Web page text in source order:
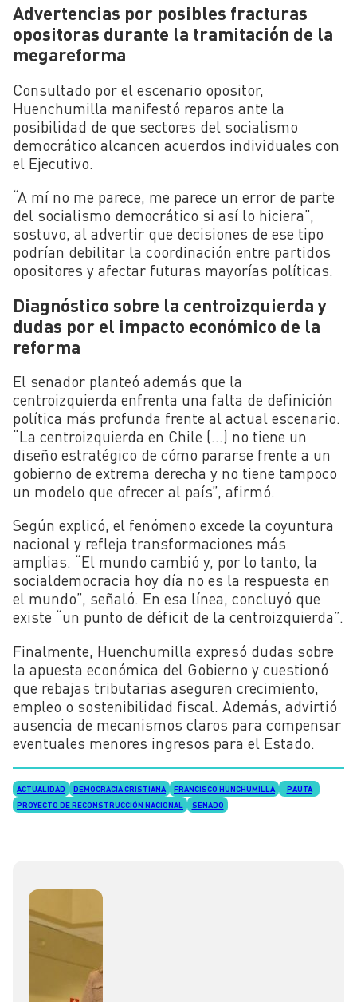
Advertencias por posibles fracturas
opositoras durante la tramitación de la
megareforma
Consultado por el escenario opositor,
Huenchumilla manifestó reparos ante la
posibilidad de que sectores del socialismo
democrático alcancen acuerdos individuales con
el Ejecutivo.
“A mí no me parece, me parece un error de parte
del socialismo democrático si así lo hiciera”,
sostuvo, al advertir que decisiones de ese tipo
podrían debilitar la coordinación entre partidos
opositores y afectar futuras mayorías políticas.
Diagnóstico sobre la centroizquierda y
dudas por el impacto económico de la
reforma
El senador planteó además que la
centroizquierda enfrenta una falta de definición
política más profunda frente al actual escenario.
“La centroizquierda en Chile (…) no tiene un
diseño estratégico de cómo pararse frente a un
gobierno de extrema derecha y no tiene tampoco
un modelo que ofrecer al país”, afirmó.
Según explicó, el fenómeno excede la coyuntura
nacional y refleja transformaciones más
amplias. “El mundo cambió y, por lo tanto, la
socialdemocracia hoy día no es la respuesta en
el mundo”, señaló. En esa línea, concluyó que
existe “un punto de déficit de la centroizquierda”.
Finalmente, Huenchumilla expresó dudas sobre
la apuesta económica del Gobierno y cuestionó
que rebajas tributarias aseguren crecimiento,
empleo o sostenibilidad fiscal. Además, advirtió
ausencia de mecanismos claros para compensar
eventuales menores ingresos para el Estado.
ACTUALIDAD DEMOCRACIA CRISTIANA FRANCISCO HUNCHUMILLA
PAUTA
PROYECTO DE RECONSTRUCCIÓN NACIONAL
SENADO